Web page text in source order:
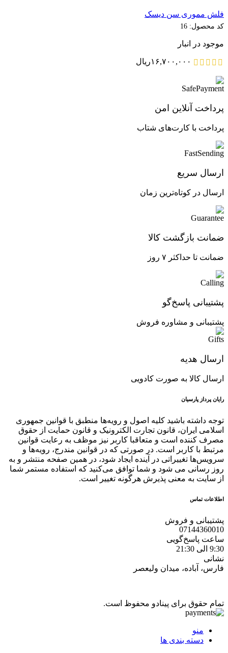
فلش مموری سن دیسک
کد محصول: 16
موجود در انبار
۱۶,۷۰۰,۰۰۰ریال
پرداخت آنلاین امن
پرداخت با کارت‌های شتاب
ارسال سریع
ارسال در کوتاه‌ترین زمان
ضمانت بازگشت کالا
ضمانت تا حداکثر ۷ روز
پشتیبانی پاسخ‌گو
پشتیبانی و مشاوره فروش
ارسال هدیه
ارسال کالا به صورت کادویی
رایان پرداز پارسیان
توجه داشته باشید کلیه اصول و رویه‏‌ها منطبق با قوانین جمهوری
اسلامی ایران، قانون تجارت الکترونیک و قانون حمایت از حقوق
مصرف کننده است و متعاقبا کاربر نیز موظف به رعایت قوانین
مرتبط با کاربر است. در صورتی که در قوانین مندرج، رویه‏‌ها و
سرویس‏‌ها تغییراتی در آینده ایجاد شود، در همین صفحه منتشر و به
روز رسانی می شود و شما توافق می‏‌کنید که استفاده مستمر شما
از سایت به معنی پذیرش هرگونه تغییر است.
اطلاعات تماس
پشتیبانی و فروش
07144360010
ساعت پاسخ‌گویی
9:30 الی 21:30
نشانی
فارس، آباده، میدان ولیعصر
تمام حقوق برای پینادو محفوظ است.
منو
دسته بندی ها